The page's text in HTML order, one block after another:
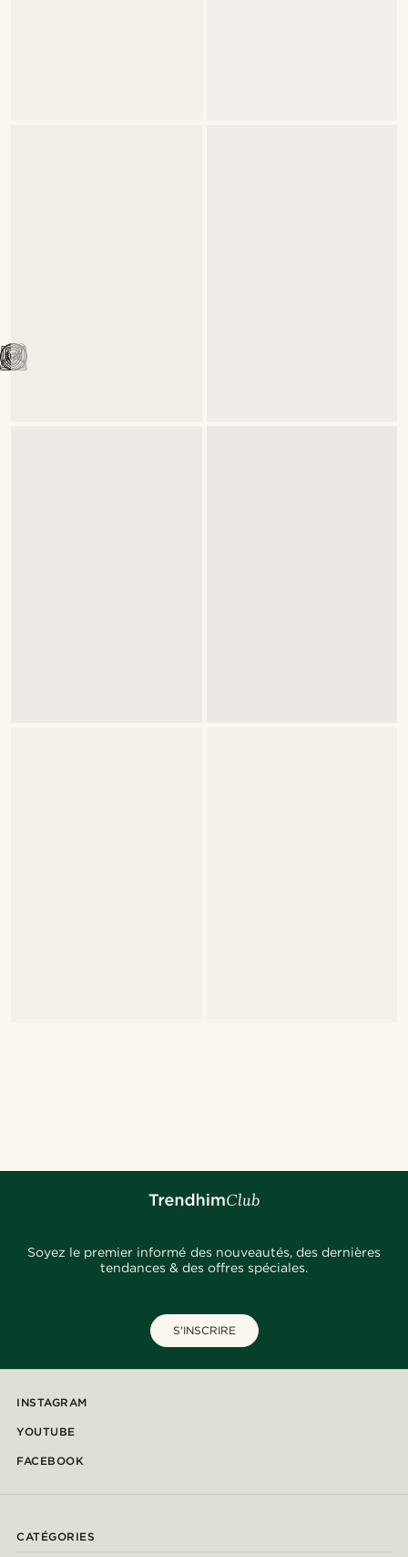
Soyez le premier informé des nouveautés, des dernières
tendances & des offres spéciales.
S'INSCRIRE
INSTAGRAM
YOUTUBE
FACEBOOK
CATÉGORIES